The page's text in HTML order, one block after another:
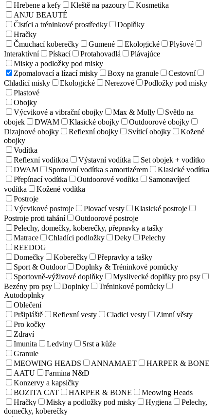
Hrebene a kefy
Kleště na pazoury
Kosmetika
ANJU BEAUTÉ
Čistíci a tréninkové prostředky
Doplňky
Hračky
Čmuchací koberečky
Gumené Ekologické
Plyšové
Interaktívní
Pískací Protahovadlá
Plávajúce
Misky a podložky pod misky
Zpomalovací a lízací misky
Boxy na granule
Cestovní
Chladící misky
Ekologické Nerezové
Podložky pod misky
Plastové
Obojky
Výcvikové a vibrační obojky
Max & Molly
Světlo na
obojek
DWAM Klasické obojky
Outdoorové obojky
Dizajnové obojky
Reflexní obojky Svíticí obojky
Kožené
obojky
Vodítka
Reflexní vodítkoa
Výstavní vodítka
Set obojek + vodítko
DWAM
Sportovní vodítka s amortizérem
Klasické vodítka
Přepínací vodítka
Outdoorové vodítka
Samonavíjecí
vodítka
Kožené vodítka
Postroje
Výcvikové postroje
Plovací vesty
Klasické postroje
Postroje proti tahání
Outdoorové postroje
Pelechy, domečky, koberečky, přepravky a tašky
Matrace
Chladíci podložky Deky
Pelechy
REEDOG
Domečky
Koberečky
Přepravky a tašky
Sport & Outdoor
Doplnky & Tréninkové pomůcky
Sportovně-výživové doplňky
Myslivecké doplňky pro psy
Bezény pro psy
Doplnky
Tréninkové pomůcky
Autodoplnky
Oblečení
Pršipláště
Reflexní vesty Cladici vesty
Zimní věsty
Pro kočky
Zdraví
Imunita
Ledviny
Srst a kůže
Granule
MEOWING HEADS
ANNAMAET
HARPER & BONE
AATU
Farmina N&D
Konzervy a kapsičky
BOZITA CAT
HARPER & BONE
Meowing Heads
Hračky
Misky a podložky pod misky Hygiena
Pelechy,
domečky, koberečky